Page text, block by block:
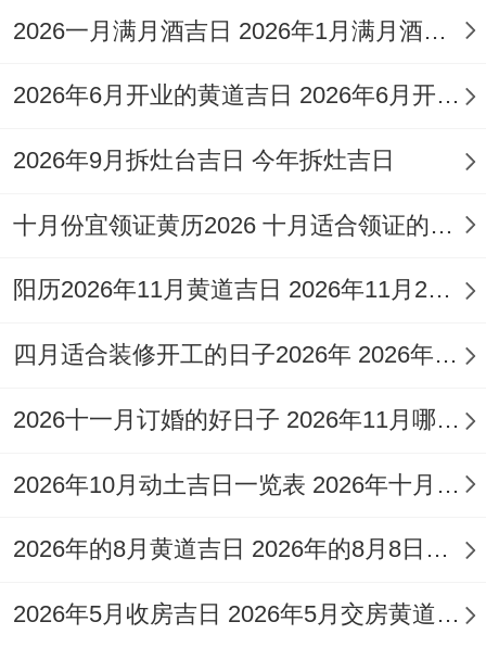
始，利于建立同学关系！
2月9日 -星期二，农历正月初二
说实话 -龙（庚辰）煞北；宜：入学、开
造桥；吉时：上午8-10点（领取教材）、下
午14-16点（开启在线课程）；此日财官双
奖学金或助学贷款！
2月12日，星期五 农历正月初五
冲羊（癸未）煞东；宜:入学、修坟、移柩、
8点（预习功课）、中午12-14点（参加入学
2026一月满月酒吉日 2026年1月满月酒吉日
2026年6月开业的黄道吉日 2026年6月开业黄道吉日查询
2026年9月拆灶台吉日 今年拆灶吉日
十月份宜领证黄历2026 十月适合领证的好日子2026年
阳历2026年11月黄道吉日 2026年11月26日阳历黄道吉日
四月适合装修开工的日子2026年 2026年四月份适合装修开工的黄道吉日
2026十一月订婚的好日子 2026年11月哪天订婚好
2026年10月动土吉日一览表 2026年十月六日能动土吗
2026年的8月黄道吉日 2026年的8月8日是星期几
2026年5月收房吉日 2026年5月交房黄道吉日